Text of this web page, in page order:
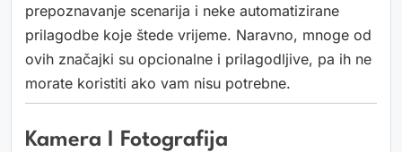
prepoznavanje scenarija i neke automatizirane
prilagodbe koje štede vrijeme. Naravno, mnoge od
ovih značajki su opcionalne i prilagodljive, pa ih ne
morate koristiti ako vam nisu potrebne.
Kamera I Fotografija